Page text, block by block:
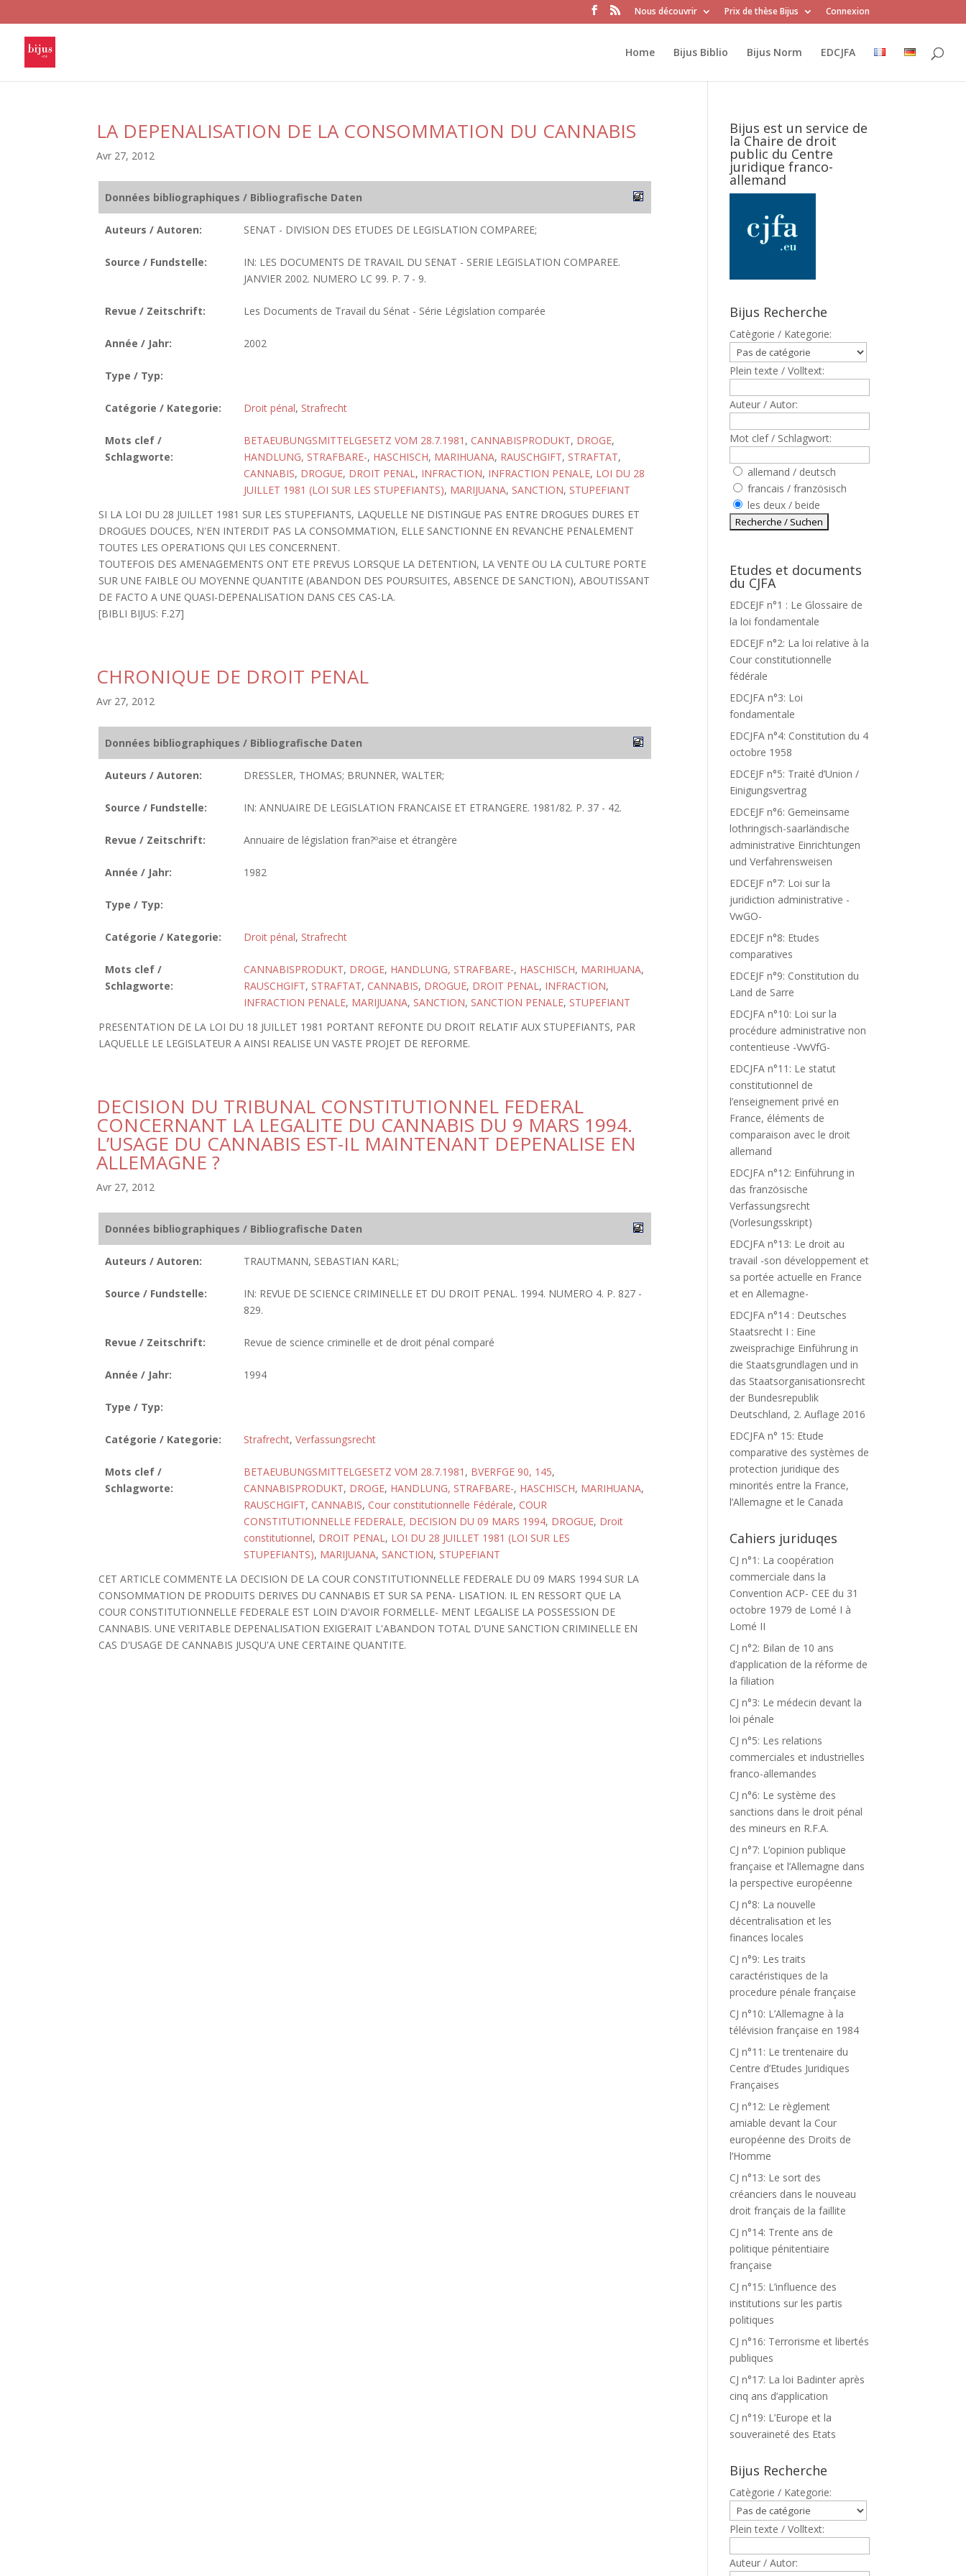
Nous découvrir Prix de thèse Bijus Connexion
Home Bijus Biblio Bijus Norm EDCJFA
LA DEPENALISATION DE LA CONSOMMATION DU CANNABIS
Avr 27, 2012
Données bibliographiques / Bibliografische Daten
Auteurs / Autoren: SENAT - DIVISION DES ETUDES DE LEGISLATION COMPAREE;
Source / Fundstelle:
IN: LES DOCUMENTS DE TRAVAIL DU SENAT - SERIE LEGISLATION COMPAREE.
JANVIER 2002. NUMERO LC 99. P. 7 - 9.
Revue / Zeitschrift: Les Documents de Travail du Sénat - Série Législation comparée
Année / Jahr: 2002
Type / Typ:
Catégorie / Kategorie: Droit pénal, Strafrecht
Mots clef /
Schlagworte:
BETAEUBUNGSMITTELGESETZ VOM 28.7.1981 , CANNABISPRODUKT, DROGE,
HANDLUNG, STRAFBARE-, HASCHISCH, MARIHUANA, RAUSCHGIFT, STRAFTAT,
CANNABIS, DROGUE, DROIT PENAL, INFRACTION, INFRACTION PENALE, LOI DU 28
JUILLET 1981 (LOI SUR LES STUPEFIANTS), MARIJUANA, SANCTION, STUPEFIANT
SI LA LOI DU 28 JUILLET 1981 SUR LES STUPEFIANTS, LAQUELLE NE DISTINGUE PAS ENTRE DROGUES DURES ET
DROGUES DOUCES, N'EN INTERDIT PAS LA CONSOMMATION, ELLE SANCTIONNE EN REVANCHE PENALEMENT
TOUTES LES OPERATIONS QUI LES CONCERNENT.
TOUTEFOIS DES AMENAGEMENTS ONT ETE PREVUS LORSQUE LA DETENTION, LA VENTE OU LA CULTURE PORTE
SUR UNE FAIBLE OU MOYENNE QUANTITE (ABANDON DES POURSUITES, ABSENCE DE SANCTION), ABOUTISSANT
DE FACTO A UNE QUASI-DEPENALISATION DANS CES CAS-LA.
[BIBLI BIJUS: F.27]
CHRONIQUE DE DROIT PENAL
Avr 27, 2012
Données bibliographiques / Bibliografische Daten
Auteurs / Autoren: DRESSLER, THOMAS; BRUNNER, WALTER;
Source / Fundstelle: IN: ANNUAIRE DE LEGISLATION FRANCAISE ET ETRANGERE. 1981/82. P. 37 - 42.
Revue / Zeitschrift: Annuaire de législation fran?ºaise et étrangère
Année / Jahr: 1982
Type / Typ:
Catégorie / Kategorie: Droit pénal, Strafrecht
Mots clef /
Schlagworte:
CANNABISPRODUKT, DROGE, HANDLUNG, STRAFBARE-, HASCHISCH, MARIHUANA,
RAUSCHGIFT, STRAFTAT, CANNABIS, DROGUE, DROIT PENAL, INFRACTION,
INFRACTION PENALE, MARIJUANA, SANCTION, SANCTION PENALE, STUPEFIANT
PRESENTATION DE LA LOI DU 18 JUILLET 1981 PORTANT REFONTE DU DROIT RELATIF AUX STUPEFIANTS, PAR
LAQUELLE LE LEGISLATEUR A AINSI REALISE UN VASTE PROJET DE REFORME.
DECISION DU TRIBUNAL CONSTITUTIONNEL FEDERAL
CONCERNANT LA LEGALITE DU CANNABIS DU 9 MARS 1994.
L’USAGE DU CANNABIS EST-IL MAINTENANT DEPENALISE EN
ALLEMAGNE ?
Avr 27, 2012
Données bibliographiques / Bibliografische Daten
Auteurs / Autoren: TRAUTMANN, SEBASTIAN KARL;
Source / Fundstelle:
IN: REVUE DE SCIENCE CRIMINELLE ET DU DROIT PENAL. 1994. NUMERO 4. P. 827 -
829.
Revue / Zeitschrift: Revue de science criminelle et de droit pénal comparé
Année / Jahr: 1994
Type / Typ:
Catégorie / Kategorie: Strafrecht, Verfassungsrecht
Mots clef /
Schlagworte:
BETAEUBUNGSMITTELGESETZ VOM 28.7.1981 , BVERFGE 90, 145,
CANNABISPRODUKT, DROGE, HANDLUNG, STRAFBARE-, HASCHISCH, MARIHUANA,
RAUSCHGIFT, CANNABIS, Cour constitutionnelle Fédérale, COUR
CONSTITUTIONNELLE FEDERALE, DECISION DU 09 MARS 1994, DROGUE, Droit
constitutionnel, DROIT PENAL, LOI DU 28 JUILLET 1981 (LOI SUR LES
STUPEFIANTS), MARIJUANA, SANCTION, STUPEFIANT
CET ARTICLE COMMENTE LA DECISION DE LA COUR CONSTITUTIONNELLE FEDERALE DU 09 MARS 1994 SUR LA
CONSOMMATION DE PRODUITS DERIVES DU CANNABIS ET SUR SA PENA- LISATION. IL EN RESSORT QUE LA
COUR CONSTITUTIONNELLE FEDERALE EST LOIN D'AVOIR FORMELLE- MENT LEGALISE LA POSSESSION DE
CANNABIS. UNE VERITABLE DEPENALISATION EXIGERAIT L'ABANDON TOTAL D'UNE SANCTION CRIMINELLE EN
CAS D'USAGE DE CANNABIS JUSQU'A UNE CERTAINE QUANTITE.
Bijus est un service de
la Chaire de droit
public du Centre
juridique franco-
allemand
Bijus Recherche
Catègorie / Kategorie:
Plein texte / Volltext:
Auteur / Autor:
Mot clef / Schlagwort:
allemand / deutsch
francais / französisch
les deux / beide
Etudes et documents
du CJFA
EDCEJF n°1 : Le Glossaire de
la loi fondamentale
EDCEJF n°2: La loi relative à la
Cour constitutionnelle
fédérale
EDCJFA n°3: Loi
fondamentale
EDCJFA n°4: Constitution du 4
octobre 1958
EDCEJF n°5: Traité d’Union /
Einigungsvertrag
EDCEJF n°6: Gemeinsame
lothringisch-saarländische
administrative Einrichtungen
und Verfahrensweisen
EDCEJF n°7: Loi sur la
juridiction administrative -
VwGO-
EDCEJF n°8: Etudes
comparatives
EDCEJF n°9: Constitution du
Land de Sarre
EDCJFA n°10: Loi sur la
procédure administrative non
contentieuse -VwVfG-
EDCJFA n°11: Le statut
constitutionnel de
l’enseignement privé en
France, éléments de
comparaison avec le droit
allemand
EDCJFA n°12: Einführung in
das französische
Verfassungsrecht
(Vorlesungsskript)
EDCJFA n°13: Le droit au
travail -son développement et
sa portée actuelle en France
et en Allemagne-
EDCJFA n°14 : Deutsches
Staatsrecht I : Eine
zweisprachige Einführung in
die Staatsgrundlagen und in
das Staatsorganisationsrecht
der Bundesrepublik
Deutschland, 2. Auflage 2016
EDCJFA n° 15: Etude
comparative des systèmes de
protection juridique des
minorités entre la France,
l’Allemagne et le Canada
Cahiers juriduqes
CJ n°1: La coopération
commerciale dans la
Convention ACP- CEE du 31
octobre 1979 de Lomé I à
Lomé II
CJ n°2: Bilan de 10 ans
d’application de la réforme de
la filiation
CJ n°3: Le médecin devant la
loi pénale
CJ n°5: Les relations
commerciales et industrielles
franco-allemandes
CJ n°6: Le système des
sanctions dans le droit pénal
des mineurs en R.F.A.
CJ n°7: L’opinion publique
française et l’Allemagne dans
la perspective européenne
CJ n°8: La nouvelle
décentralisation et les
finances locales
CJ n°9: Les traits
caractéristiques de la
procedure pénale française
CJ n°10: L’Allemagne à la
télévision française en 1984
CJ n°11: Le trentenaire du
Centre d’Etudes Juridiques
Françaises
CJ n°12: Le règlement
amiable devant la Cour
européenne des Droits de
l’Homme
CJ n°13: Le sort des
créanciers dans le nouveau
droit français de la faillite
CJ n°14: Trente ans de
politique pénitentiaire
française
CJ n°15: L’influence des
institutions sur les partis
politiques
CJ n°16: Terrorisme et libertés
publiques
CJ n°17: La loi Badinter après
cinq ans d’application
CJ n°19: L’Europe et la
souveraineté des Etats
Bijus Recherche
Catègorie / Kategorie:
Plein texte / Volltext:
Auteur / Autor: